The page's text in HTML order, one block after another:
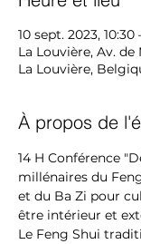
10 sept. 2023, 10:30
La Louvière, Av. de
La Louvière,
À propos de
14 H Conférence
millénaires du
et du Ba Zi pour
être intérieur et
Le Feng Shui